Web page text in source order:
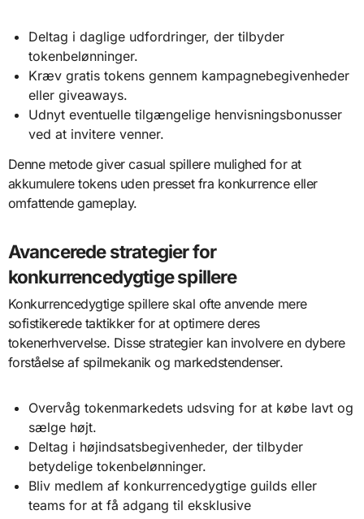
Deltag i daglige udfordringer, der tilbyder
tokenbelønninger.
Kræv gratis tokens gennem kampagnebegivenheder
eller giveaways.
Udnyt eventuelle tilgængelige henvisningsbonusser
ved at invitere venner.
Denne metode giver casual spillere mulighed for at
akkumulere tokens uden presset fra konkurrence eller
omfattende gameplay.
Avancerede strategier for
konkurrencedygtige spillere
Konkurrencedygtige spillere skal ofte anvende mere
sofistikerede taktikker for at optimere deres
tokenerhvervelse. Disse strategier kan involvere en dybere
forståelse af spilmekanik og markedstendenser.
Overvåg tokenmarkedets udsving for at købe lavt og
sælge højt.
Deltag i højindsatsbegivenheder, der tilbyder
betydelige tokenbelønninger.
Bliv medlem af konkurrencedygtige guilds eller
teams for at få adgang til eksklusive